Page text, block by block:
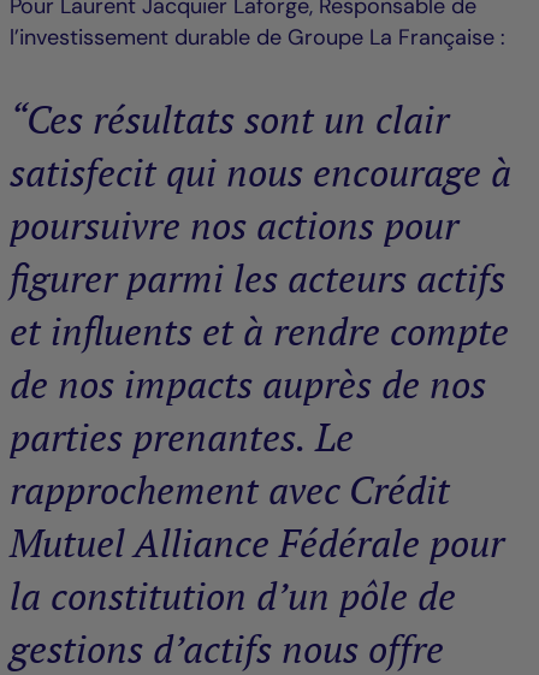
l’investissement durable de Groupe La Française :
“Ces résultats sont un clair
satisfecit qui nous encourage à
poursuivre nos actions pour
figurer parmi les acteurs actifs
et influents et à rendre compte
de nos impacts auprès de nos
parties prenantes. Le
rapprochement avec Crédit
Mutuel Alliance Fédérale pour
la constitution d’un pôle de
gestions d’actifs nous offre